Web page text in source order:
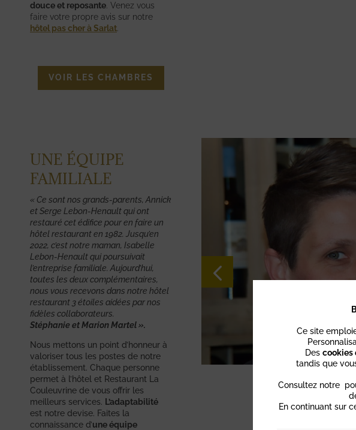
douce et reposante . Venez vous
faire votre propre avis sur notre
hôtel pas cher à Sarlat
VOIR LES CHAMBRES
UNE ÉQUIPE
FAMILIALE
« Ce sont nos grands-parents, Annick
et Serge Lebon-Henault qui ont
restauré cet édifice pour en faire un
hôtel restaurant en 1982. Jusqu’en
2022, c’est notre maman, Isabelle
Lebon-Henault qui poursuivait
l’entreprise familiale. Aujourd’hui,
toutes les deux complémentaires,
nous vous recevons dans notre hôtel
restaurant 3 étoiles aidées par nos
fidèles collaborateurs.
Stéphanie et Marion Martel ».
Nous mettons un point d’honneur à
valoriser tous les postes de notre
établissement. Chaque personne
permet à l’hôtel et Restaurant La
Couleuvrine de vous offrir les
meilleurs services. L’adaptabilité
est notre devise. Faites la
connaissance d’une équipe
MARION
PROPRIÉTAIRE ET CHEF DE CUISINE
Ce site
Des cookies
tandis que
Consultez notre
En continuant sur